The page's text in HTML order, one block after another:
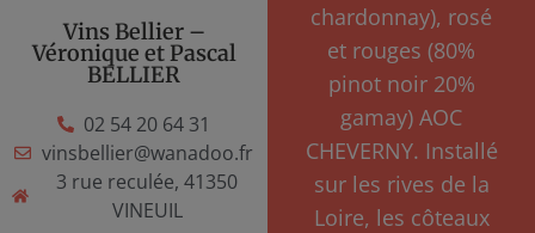
Vins Bellier –
Véronique et Pascal
BELLIER
02 54 20 64 31
vinsbellier@wanadoo.fr
3 rue reculée, 41350
VINEUIL
chardonnay), rosé
et rouges (80%
pinot noir 20%
gamay) AOC
CHEVERNY. Installé
sur les rives de la
Loire, les côteaux